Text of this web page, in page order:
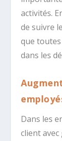
activités.
de suivre
que
dans les
Dans les
client